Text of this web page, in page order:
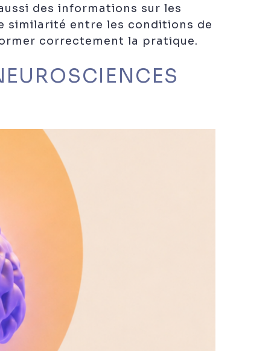
des informations sur les
similarité entre les conditions de
correctement la pratique.